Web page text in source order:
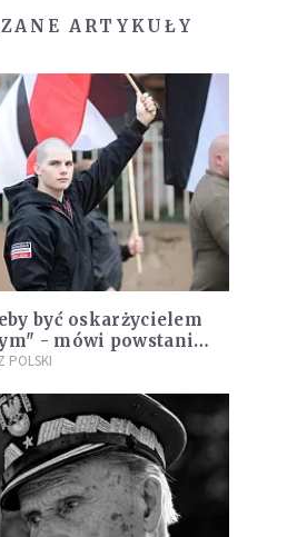
ARTYKUŁY
być oskarżycielem
- mówi powstaniec
ws. polskich
POLSKI